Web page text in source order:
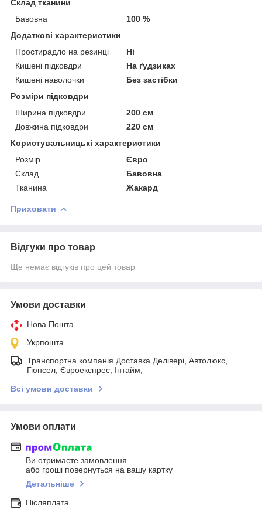
Склад тканини
Бавовна
100 %
Додаткові характеристики
Простирадло на резинці
Ні
Кишені підковдри
На ґудзиках
Кишені наволочки
Без застібки
Розміри підковдри
Ширина підковдри
200 см
Довжина підковдри
220 см
Користувальницькі характеристики
Розмір
Євро
Склад
Бавовна
Тканина
Жакард
Приховати
Відгуки про товар
Ще немає відгуків про цей товар
Умови доставки
Нова Пошта
Укрпошта
Транспортна компанія Доставка Делівері, Автолюкс,
Гюнсел, Євроекспрес, Інтайм,
Всі умови доставки
Умови оплати
Ви отримаєте замовлення
або гроші повернуться на вашу картку
Детальніше
Післяплата